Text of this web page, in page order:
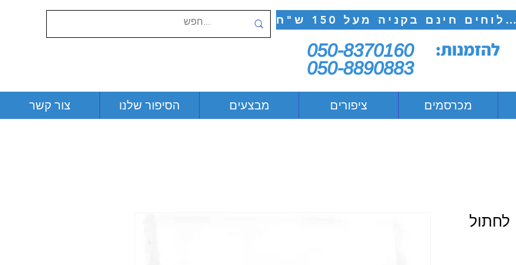
חינם בקניה מעל 150 ש"ח
050-8370160
050-8890883
להזמנות:
צור קשר הסיפור שלנו מבצעים ציפורים מכרסמים
לחתול